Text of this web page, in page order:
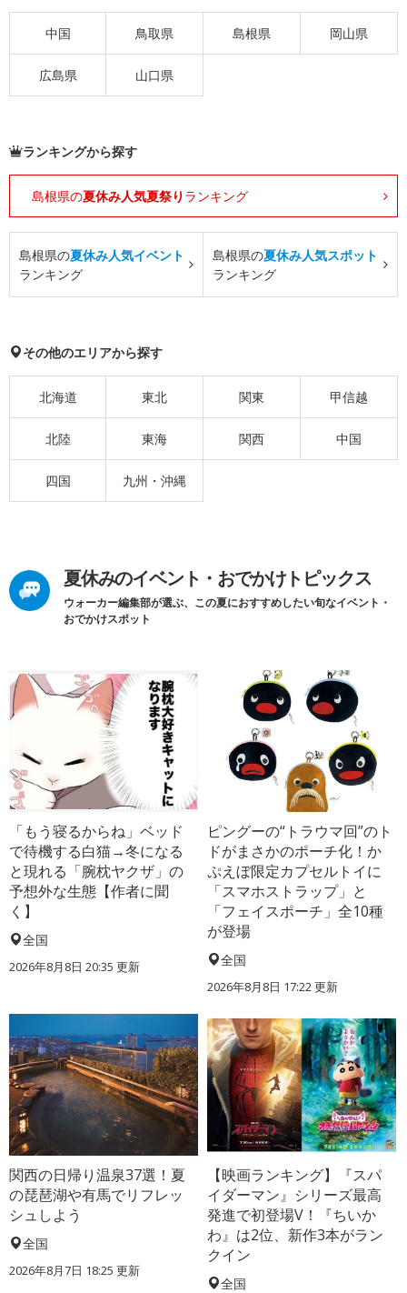
中国 鳥取県 島根県 岡山県
広島県 山口県
ランキングから探す
島根県の夏休み人気夏祭り ランキング
島根県の夏休み人気イベント
ランキング
島根県の夏休み人気スポット
ランキング
その他のエリアから探す
北海道 東北 関東 甲信越
北陸 東海 関西 中国
四国 九州・沖縄
夏休みのイベント・おでかけトピックス
ウォーカー編集部が選ぶ、この夏におすすめしたい旬なイベント・
おでかけスポット
「もう寝るからね」ベッド
で待機する白猫→冬になる
と現れる「腕枕ヤクザ」の
予想外な生態【作者に聞
く】
全国
2026年8月8日 20:35 更新
ピングーの“トラウマ回”のト
ドがまさかのポーチ化！か
ぷえぼ限定カプセルトイに
「スマホストラップ」と
「フェイスポーチ」全10種
が登場
全国
2026年8月8日 17:22更新
関西の日帰り温泉37選！夏
の琵琶湖や有馬でリフレッ
シュしよう
全国
2026年8月7日 18:25 更新
【映画ランキング】『スパ
イダーマン』シリーズ最高
発進で初登場V！『ちいか
わ』は2位、新作3本がラン
クイン
全国